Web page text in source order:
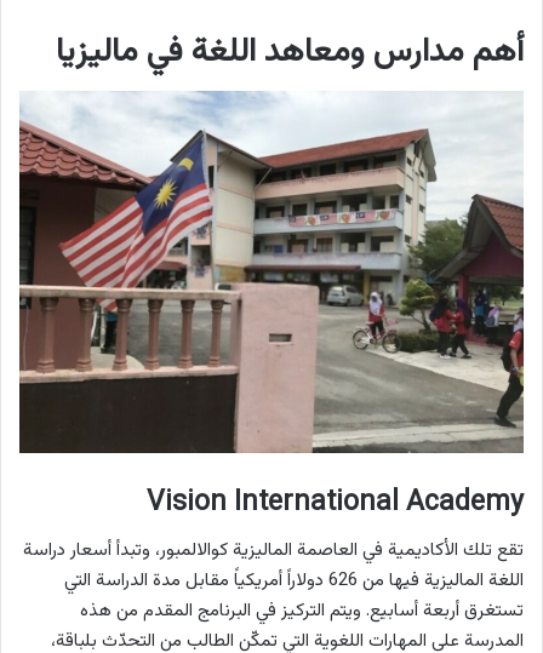
أهم مدارس ومعاهد اللغة في ماليزيا
Vision International Academy
تقع تلك الأكاديمية في العاصمة الماليزية كوالالمبور، وتبدأ أسعار دراسة
اللغة الماليزية فيها من 626 دولاراً أمريكياً مقابل مدة الدراسة التي
تستغرق أربعة أسابيع. ويتم التركيز في البرنامج المقدم من هذه
المدرسة على المهارات اللغوية التي تمكّن الطالب من التحدّث بلباقة،